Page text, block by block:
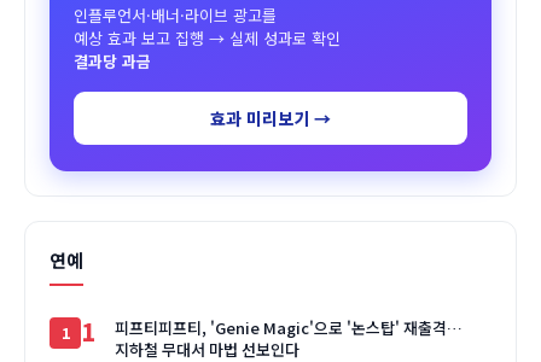
인플루언서·배너·라이브 광고를
예상 효과 보고 집행 → 실제 성과로 확인
결과당 과금
효과 미리보기 →
연예
1
피프티피프티, 'Genie Magic'으로 '논스탑' 재출격…
지하철 무대서 마법 선보인다